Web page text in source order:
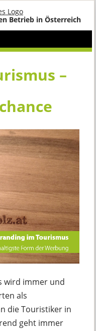
Betrieb in Österreich
–
wird immer und
als
die Touristiker in
geht immer